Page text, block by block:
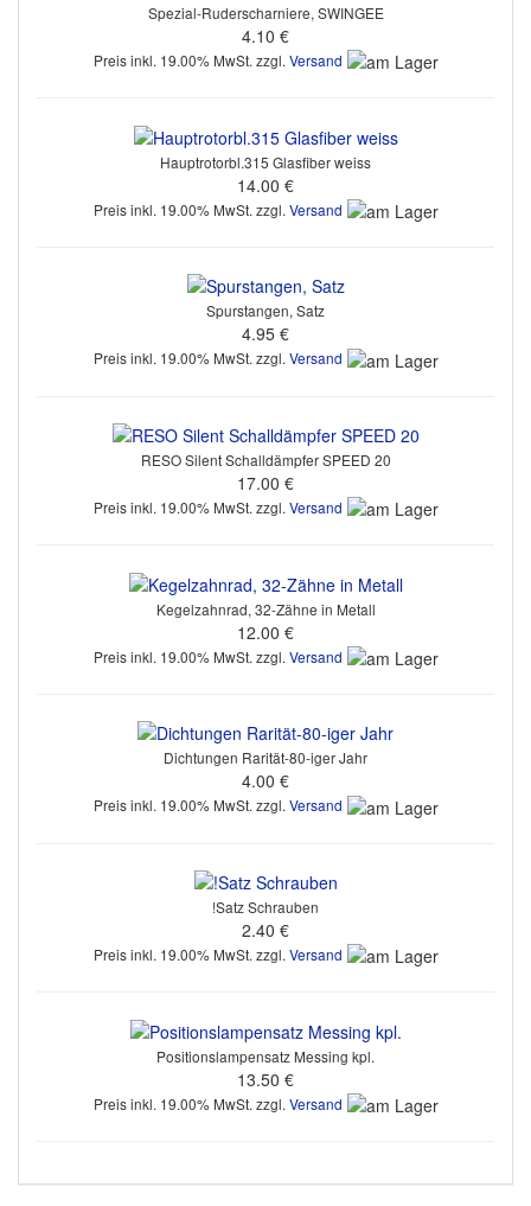
Spezial-Ruderscharniere, SWINGEE
4.10 €
Preis inkl. 19.00% MwSt. zzgl. Versand
Hauptrotorbl.315 Glasfiber weiss
14.00 €
Preis inkl. 19.00% MwSt. zzgl. Versand
Spurstangen, Satz
4.95 €
Preis inkl. 19.00% MwSt. zzgl. Versand
RESO Silent Schalldämpfer SPEED 20
17.00 €
Preis inkl. 19.00% MwSt. zzgl. Versand
Kegelzahnrad, 32-Zähne in Metall
12.00 €
Preis inkl. 19.00% MwSt. zzgl. Versand
Dichtungen Rarität-80-iger Jahr
4.00 €
Preis inkl. 19.00% MwSt. zzgl. Versand
!Satz Schrauben
2.40 €
Preis inkl. 19.00% MwSt. zzgl. Versand
Positionslampensatz Messing kpl.
13.50 €
Preis inkl. 19.00% MwSt. zzgl. Versand